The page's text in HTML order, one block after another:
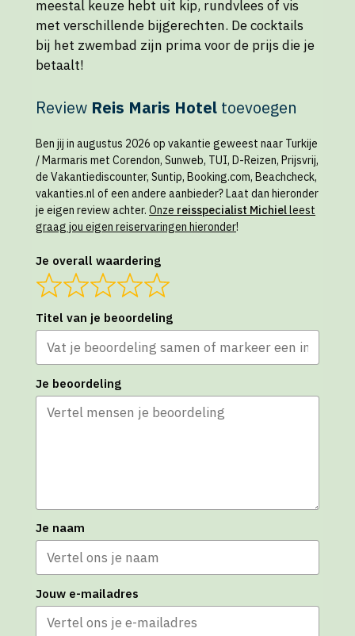
meestal keuze hebt uit kip, rundvlees of vis
met verschillende bijgerechten. De cocktails
bij het zwembad zijn prima voor de prijs die je
betaalt!
Review Reis Maris Hotel toevoegen
Ben jij in augustus 2026 op vakantie geweest naar Turkije
/ Marmaris met Corendon, Sunweb, TUI, D-Reizen, Prijsvrij,
de Vakantiediscounter, Suntip, Booking.com, Beachcheck,
vakanties.nl of een andere aanbieder? Laat dan hieronder
je eigen review achter. Onze reisspecialist Michielleest
graag jou eigen reiservaringen hieronder!
Je overall waardering
Titel van je beoordeling
Je beoordeling
Je naam
Jouw e-mailadres